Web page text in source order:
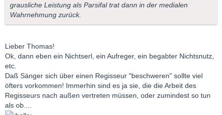
grausliche Leistung als Parsifal trat dann in der medialen
Wahrnehmung zurück.
Lieber Thomas!
Ok, dann eben ein Nichtserl, ein Aufreger, ein begabter Nichtsnutz,
etc.
Daß Sänger sich über einen Regisseur "beschweren" sollte viel
öfters vorkommen! Immerhin sind es ja sie, die die Arbeit des
Regisseurs nach außen vertreten müssen, oder zumindest so tun
als ob....